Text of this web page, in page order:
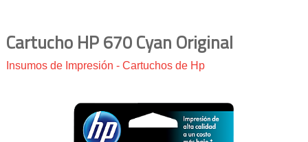
IMPRESORAS
Impresoras Multifunción Tinta
Cartucho HP 670 Cyan Original
Insumos de Impresión - Cartuchos de Hp